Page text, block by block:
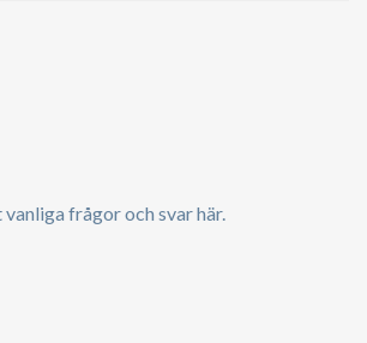
vanliga frågor och svar här.